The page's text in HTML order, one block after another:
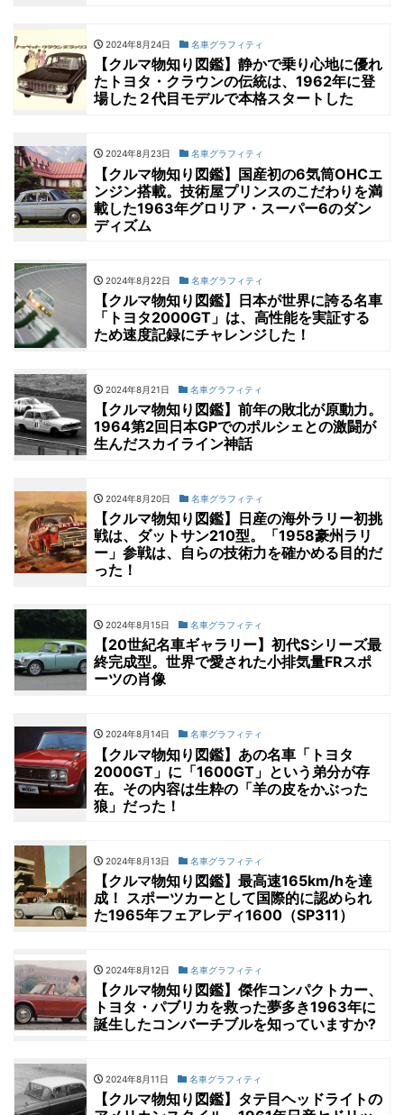
2024年8月24日 名車グラフィティ
【クルマ物知り図鑑】静かで乗り心地に優れ
たトヨタ・クラウンの伝統は、1962年に登
場した２代目モデルで本格スタートした
2024年8月23日 名車グラフィティ
【クルマ物知り図鑑】国産初の6気筒OHCエ
ンジン搭載。技術屋プリンスのこだわりを満
載した1963年グロリア・スーパー6のダン
ディズム
2024年8月22日 名車グラフィティ
【クルマ物知り図鑑】日本が世界に誇る名車
「トヨタ2000GT」は、高性能を実証する
ため速度記録にチャレンジした！
2024年8月21日 名車グラフィティ
【クルマ物知り図鑑】前年の敗北が原動力。
1964第2回日本GPでのポルシェとの激闘が
生んだスカイライン神話
2024年8月20日 名車グラフィティ
【クルマ物知り図鑑】日産の海外ラリー初挑
戦は、ダットサン210型。「1958豪州ラリ
ー」参戦は、自らの技術力を確かめる目的だ
った！
2024年8月15日 名車グラフィティ
【20世紀名車ギャラリー】初代Sシリーズ最
終完成型。世界で愛された小排気量FRスポ
ーツの肖像
2024年8月14日 名車グラフィティ
【クルマ物知り図鑑】あの名車「トヨタ
2000GT」に「1600GT」という弟分が存
在。その内容は生粋の「羊の皮をかぶった
狼」だった！
2024年8月13日 名車グラフィティ
【クルマ物知り図鑑】最高速165km/hを達
成！ スポーツカーとして国際的に認められ
た1965年フェアレディ1600（SP311）
2024年8月12日 名車グラフィティ
【クルマ物知り図鑑】傑作コンパクトカー、
トヨタ・パブリカを救った夢多き1963年に
誕生したコンバーチブルを知っていますか?
2024年8月11日 名車グラフィティ
【クルマ物知り図鑑】タテ目ヘッドライトの